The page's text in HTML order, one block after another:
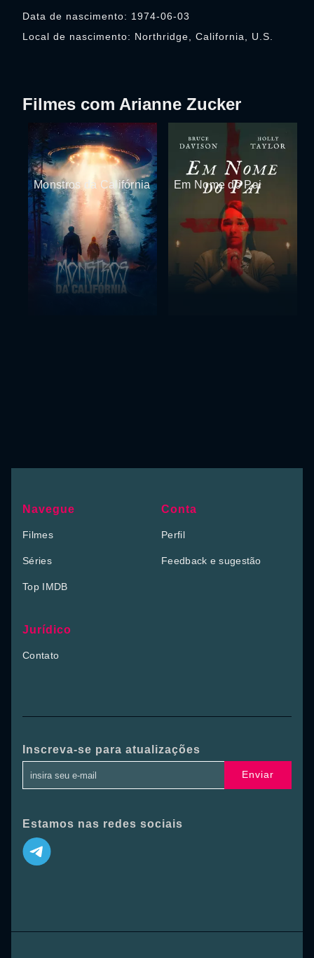
Data de nascimento: 1974-06-03
Local de nascimento: Northridge, California, U.S.
Filmes com Arianne Zucker
Monstros da Califórnia Em Nome do Pai
Navegue
Filmes
Séries
Top IMDB
Conta
Perfil
Feedback e sugestão
Jurídico
Contato
Inscreva-se para atualizações
Enviar
Estamos nas redes sociais